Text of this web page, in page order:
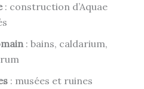
: construction d’Aquae
: bains, caldarium,
: musées et ruines